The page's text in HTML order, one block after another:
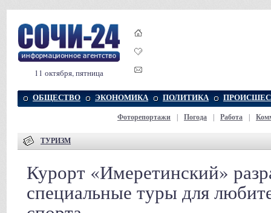
11 октября, пятница
ОБЩЕСТВО ЭКОНОМИКА ПОЛИТИКА
Фоторепортажи Погода Работа
ТУРИЗМ
Курорт «Имеретинский»
специальные туры для